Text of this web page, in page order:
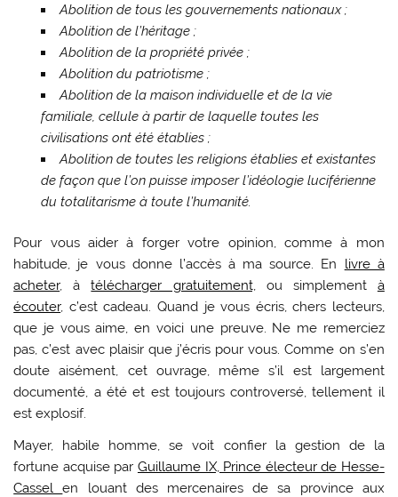
Abolition de tous les gouvernements nationaux ;
Abolition de l’héritage ;
Abolition de la propriété privée ;
Abolition du patriotisme ;
Abolition de la maison individuelle et de la vie
familiale, cellule à partir de laquelle toutes les
civilisations ont été établies ;
Abolition de toutes les religions établies et existantes
de façon que l’on puisse imposer l’idéologie luciférienne
du totalitarisme à toute l’humanité.
Pour vous aider à forger votre opinion, comme à mon
habitude, je vous donne l’accès à ma source. En livre à
acheter, àtélécharger gratuitement,ou simplement à
écouter, c’est cadeau. Quand je vous écris, chers lecteurs,
que je vous aime, en voici une preuve. Ne me remerciez
pas, c’est avec plaisir que j’écris pour vous. Comme on s’en
doute aisément, cet ouvrage, même s’il est largement
documenté, a été et est toujours controversé, tellement il
est explosif.
Mayer, habile homme, se voit confier la gestion de la
fortune acquise par Guillaume IX, Prince électeur de Hesse-
Casselen louant des mercenaires de sa province aux